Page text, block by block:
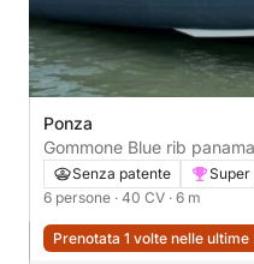
Ponza
Gommone Blue rib
Senza patente
6 persone · 40 CV · 6 m
Prenotata 1 volte nelle ultime